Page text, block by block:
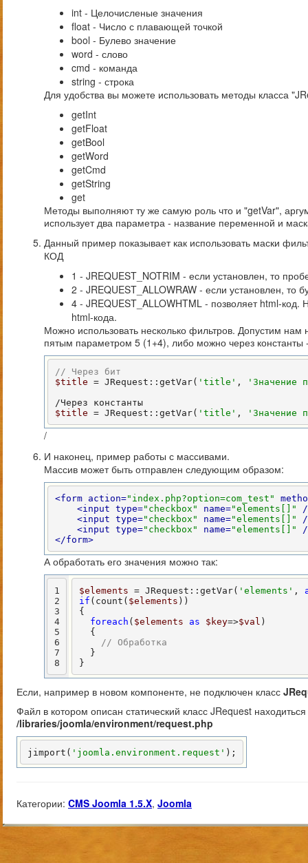
int - Целочисленые значения
float - Число с плавающей точкой
bool - Булево значение
word - слово
cmd - команда
string - строка
Для удобства вы можете использовать методы класса
getInt
getFloat
getBool
getWord
getCmd
getString
get
Методы выполняют ту же самую роль что и "getVar",
использует два параметра - название переменной и
Данный пример показывает как использовать маски
КОД
1 - JREQUEST_NOTRIM - если установлен, то
2 - JREQUEST_ALLOWRAW - если установлен, то
4 - JREQUEST_ALLOWHTML - позволяет html-код.
html-кода.
Можно использовать несколько фильтров. Допустим
пятым параметром 5 (1+4), либо можно через
// Через бит
$title = JRequest::getVar( 'title' ,
'Значение
/Через константы
$title = JRequest::getVar( 'title' , 'Значение
/
И наконец, пример работы с массивами.
Массив может быть отправлен следующим образом:
<form action="index.php?option=com_test"
<input type="checkbox" name="elements[]" /
<input type="checkbox" name="elements[]" /
<input type="checkbox" name="elements[]" /
</form>
А обработать его значения можно так:
1
2
3
4
5
6
7
8
$elements = JRequest::getVar( 'elements' ,
if (count( $elements ))
{
foreach ( $elements as $key=>$val )
  {
// Обработка
  }
}
Если, например в новом компоненте, не подключен класс
Файл в котором описан статический класс JRequest
/libraries/joomla/environment/request.php
jimport( 'joomla.environment.request' );
Категории: CMS Joomla 1.5.X, Joomla